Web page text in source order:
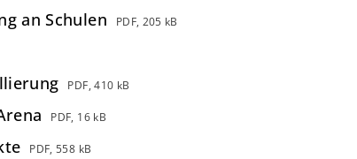
an Schulen PDF, 205 kB
PDF, 410 kB
PDF, 16 kB
PDF, 558 kB